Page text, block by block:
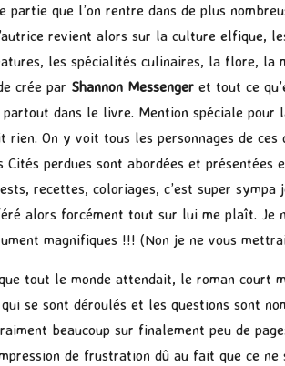
partie que l’on rentre dans de plus
revient alors sur la culture elfique,
les spécialités culinaires, la flore, la
crée par Shannon Messenger et tout ce
dans le livre. Mention spéciale
rien. On y voit tous les personnages de
Cités perdues sont abordées et présentées
recettes, coloriages, c’est super
alors forcément tout sur lui me plaît. Je
magnifiques !!! (Non je ne vous
tout le monde attendait, le roman court
se sont déroulés et les questions sont
beaucoup sur finalement peu de
de frustration dû au fait que ce